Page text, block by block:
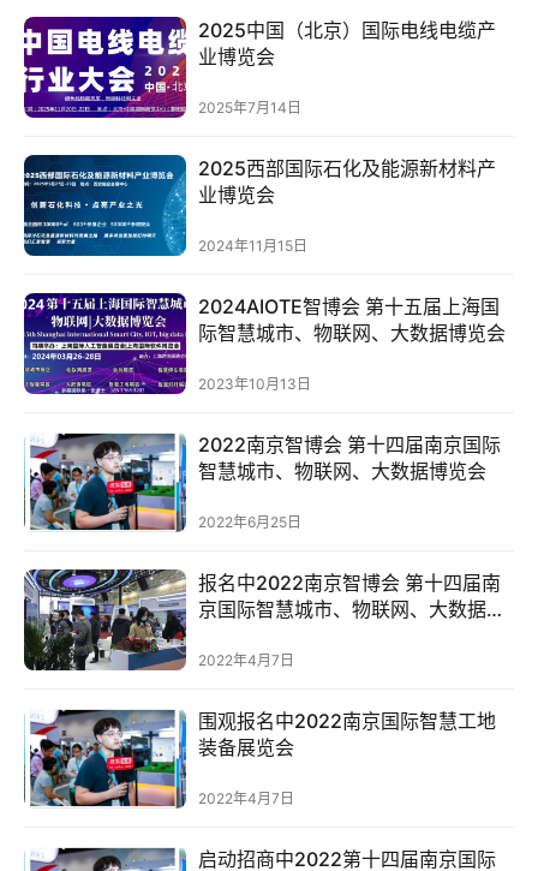
业
电
商
域
电
商
电
商
服
务
跨
境
电
商
电
商
专
会
议
展
登录 注册
2025中国（北京）国际电线电缆产
业博览会
2025年7月14日
2025西部国际石化及能源新材料产
业博览会
2024年11月15日
2024AIOTE智博会 第十五届上海国
际智慧城市、物联网、大数据博览会
2023年10月13日
2022南京智博会 第十四届南京国际
智慧城市、物联网、大数据博览会
2022年6月25日
报名中2022南京智博会 第十四届南
京国际智慧城市、物联网、大数据博
2022年4月7日
围观报名中2022南京国际智慧工地
装备展览会
2022年4月7日
启动招商中2022第十四届南京国际